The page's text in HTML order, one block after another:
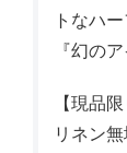
トなハ
『幻の
【現品
リネン